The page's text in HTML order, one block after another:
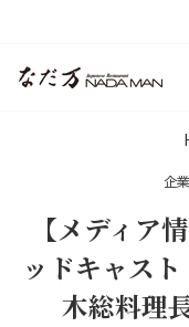
content
企
【メディ
ッドキャス
木総料理